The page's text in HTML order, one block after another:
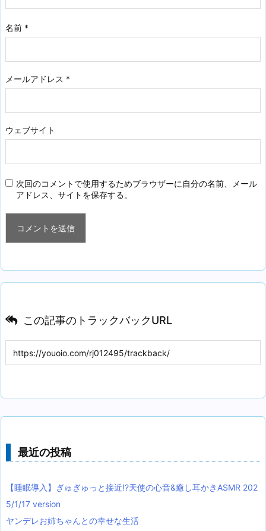
名前 *
メールアドレス *
ウェブサイト
次回のコメントで使用するためブラウザーに自分の名前、メール
アドレス、サイトを保存する。
この記事のトラックバックURL
最近の投稿
【睡眠導入】ぎゅぎゅっと接近!?天使の心音&癒し耳かきASMR 202
5/1/17 version
ヤンデレお姉ちゃんとの幸せな生活